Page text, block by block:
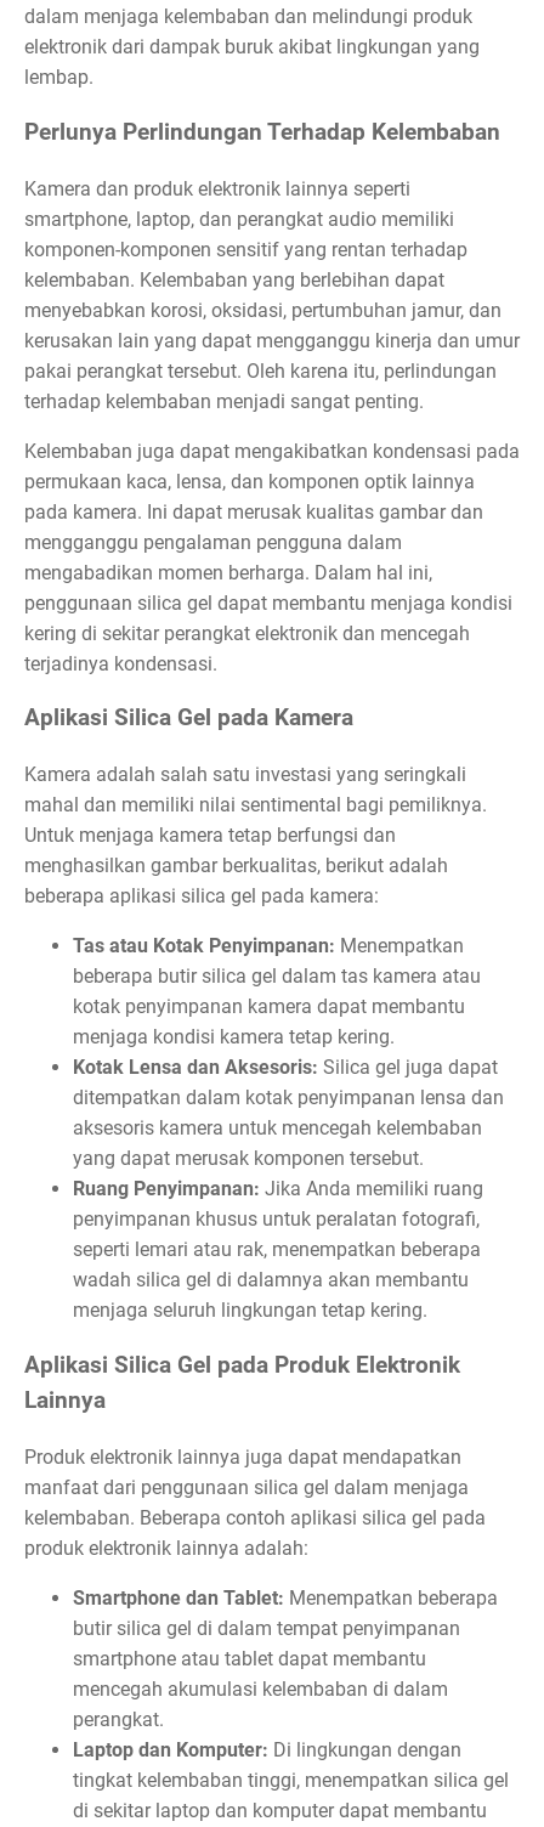
dalam menjaga kelembaban dan melindungi produk
elektronik dari dampak buruk akibat lingkungan yang
lembap.
Perlunya Perlindungan Terhadap Kelembaban
Kamera dan produk elektronik lainnya seperti
smartphone, laptop, dan perangkat audio memiliki
komponen-komponen sensitif yang rentan terhadap
kelembaban. Kelembaban yang berlebihan dapat
menyebabkan korosi, oksidasi, pertumbuhan jamur, dan
kerusakan lain yang dapat mengganggu kinerja dan umur
pakai perangkat tersebut. Oleh karena itu, perlindungan
terhadap kelembaban menjadi sangat penting.
Kelembaban juga dapat mengakibatkan kondensasi pada
permukaan kaca, lensa, dan komponen optik lainnya
pada kamera. Ini dapat merusak kualitas gambar dan
mengganggu pengalaman pengguna dalam
mengabadikan momen berharga. Dalam hal ini,
penggunaan silica gel dapat membantu menjaga kondisi
kering di sekitar perangkat elektronik dan mencegah
terjadinya kondensasi.
Aplikasi Silica Gel pada Kamera
Kamera adalah salah satu investasi yang seringkali
mahal dan memiliki nilai sentimental bagi pemiliknya.
Untuk menjaga kamera tetap berfungsi dan
menghasilkan gambar berkualitas, berikut adalah
beberapa aplikasi silica gel pada kamera:
Tas atau Kotak Penyimpanan: Menempatkan
beberapa butir silica gel dalam tas kamera atau
kotak penyimpanan kamera dapat membantu
menjaga kondisi kamera tetap kering.
Kotak Lensa dan Aksesoris: Silica gel juga dapat
ditempatkan dalam kotak penyimpanan lensa dan
aksesoris kamera untuk mencegah kelembaban
yang dapat merusak komponen tersebut.
Ruang Penyimpanan: Jika Anda memiliki ruang
penyimpanan khusus untuk peralatan fotografi,
seperti lemari atau rak, menempatkan beberapa
wadah silica gel di dalamnya akan membantu
menjaga seluruh lingkungan tetap kering.
Aplikasi Silica Gel pada Produk Elektronik
Lainnya
Produk elektronik lainnya juga dapat mendapatkan
manfaat dari penggunaan silica gel dalam menjaga
kelembaban. Beberapa contoh aplikasi silica gel pada
produk elektronik lainnya adalah:
Smartphone dan Tablet: Menempatkan beberapa
butir silica gel di dalam tempat penyimpanan
smartphone atau tablet dapat membantu
mencegah akumulasi kelembaban di dalam
perangkat.
Laptop dan Komputer: Di lingkungan dengan
tingkat kelembaban tinggi, menempatkan silica gel
di sekitar laptop dan komputer dapat membantu